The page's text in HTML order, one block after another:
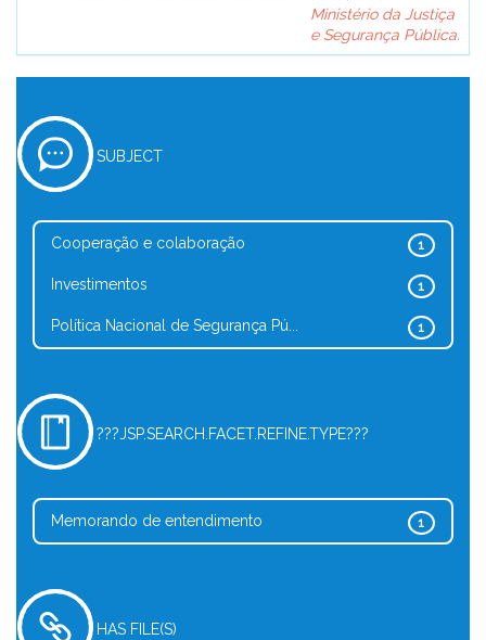
Ministério da Justiça
e Segurança Pública.
SUBJECT
1
Cooperação e colaboração
1
Investimentos
1
Política Nacional de Segurança Pú...
???JSP.SEARCH.FACET.REFINE.TYPE???
1
Memorando de entendimento
HAS FILE(S)